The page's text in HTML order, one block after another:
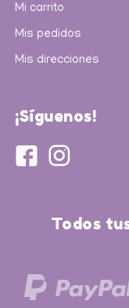
Mi carrito
Mis pedidos
Mis direcciones
¡Síguenos!
Todos